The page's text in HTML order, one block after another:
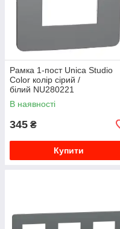
Рамка 1-пост Unica Studio
Color колір сірий /
білий NU280221
В наявності
345 ₴
Купити